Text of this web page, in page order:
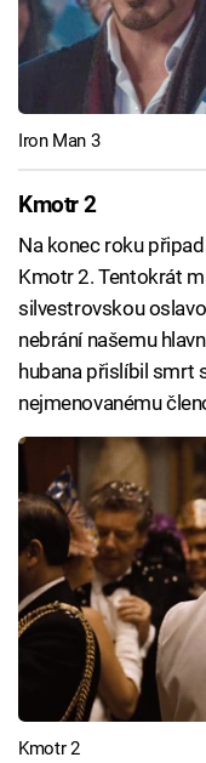
Iron Man 3
Kmotr 2
Na konec roku
Kmotr 2. Tentokrát
silvestrovskou
nebrání našemu
hubana přislíbil smrt
nejmenovanému
Kmotr 2